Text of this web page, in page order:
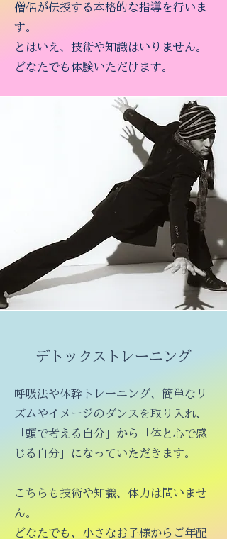
僧侶が伝授する本格的な指導を行いま
す。
とはいえ、技術や知識はいりません。
どなたでも体験いただけます。
デトックストレーニング
呼吸法や体幹トレーニング、簡単なリ
ズムやイメージのダンスを取り入れ、
「頭で考える自分」から「体と心で感
じる自分」になっていただきます。
こちらも技術や知識、体力は問いませ
ん。
どなたでも、小さなお子様からご年配